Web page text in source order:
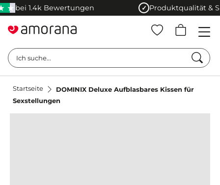
bei 1.4k Bewertungen Produktqualität &
Ich suche...
Startseite
DOMINIX Deluxe Aufblasbares Kissen für
Sexstellungen